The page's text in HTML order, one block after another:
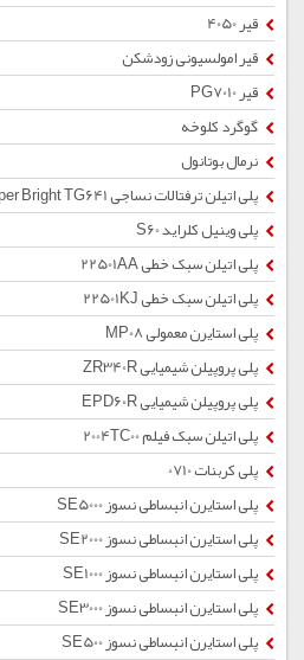
قیر 4050
قیر امولسیونی زودشکن
قیر PG7010
گوگرد کلوخه
نرمال بوتانول
پلی اتیلن ترفتالات نساجی Super Bright TG641
پلی وینیل کلراید S60
پلی اتیلن سبک خطی 22501AA
پلی اتیلن سبک خطی 22501KJ
پلی استایرن معمولی MP08
پلی پروپیلن شیمیایی ZR340R
پلی پروپیلن شیمیایی EPD60R
پلی اتیلن سبک فیلم 2004TC00
پلی کربنات 0710
پلی استایرن انبساطی نسوز SE5000
پلی استایرن انبساطی نسوز SE2000
پلی استایرن انبساطی نسوز SE1000
پلی استایرن انبساطی نسوز SE3000
پلی استایرن انبساطی نسوز SE500